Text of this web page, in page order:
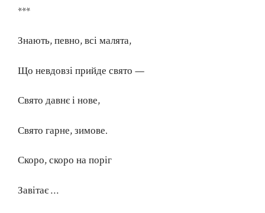
***
Знають, певно, всі малята,
Що невдовзі прийде свято —
Свято давнє і нове,
Свято гарне, зимове.
Скоро, скоро на поріг
Завітає …